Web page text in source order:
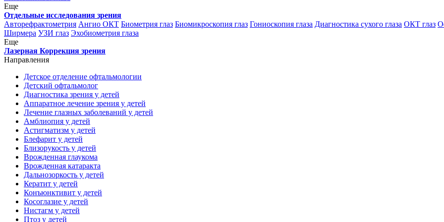
Еще
Отдельные исследования зрения
Авторефрактометрия Ангио ОКТ Биометрия глаз Биомикроскопия глаз Гониоскопия глаза Диагностика сухого глаза ОКТ глаз
Ширмера УЗИ глаз Эхобиометрия глаза
Еще
Лазерная Коррекция зрения
Направления
Детское отделение офтальмологии
Детский офтальмолог
Диагностика зрения у детей
Аппаратное лечение зрения у детей
Лечение глазных заболеваний у детей
Амблиопия у детей
Астигматизм у детей
Блефарит у детей
Близорукость у детей
Врожденная глаукома
Врожденная катаракта
Дальнозоркость у детей
Кератит у детей
Конъюнктивит у детей
Косоглазие у детей
Нистагм у детей
Птоз у детей